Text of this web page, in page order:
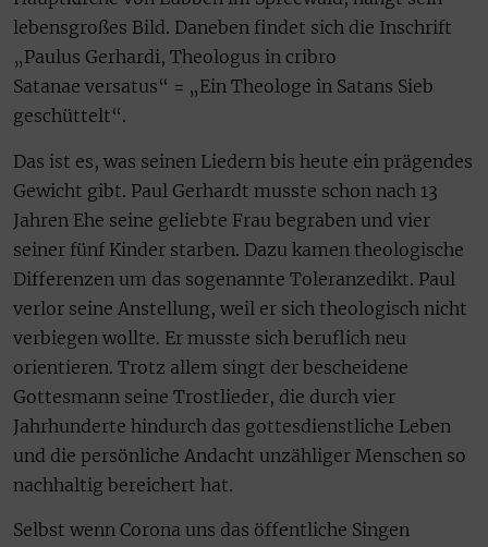
lebensgroßes Bild. Daneben findet sich die Inschrift
„Paulus Gerhardi, Theologus in cribro
Satanae versatus“ = „Ein Theologe in Satans Sieb
geschüttelt“.
Das ist es, was seinen Liedern bis heute ein prägendes
Gewicht gibt. Paul Gerhardt musste schon nach 13
Jahren Ehe seine geliebte Frau begraben und vier
seiner fünf Kinder starben. Dazu kamen theologische
Differenzen um das sogenannte Toleranzedikt. Paul
verlor seine Anstellung, weil er sich theologisch nicht
verbiegen wollte. Er musste sich beruflich neu
orientieren. Trotz allem singt der bescheidene
Gottesmann seine Trostlieder, die durch vier
Jahrhunderte hindurch das gottesdienstliche Leben
und die persönliche Andacht unzähliger Menschen so
nachhaltig bereichert hat.
Selbst wenn Corona uns das öffentliche Singen